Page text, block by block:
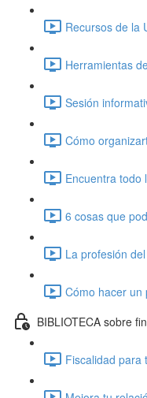
Recursos de la
Herramientas
Sesión
Cómo
Encuentra todo
6 cosas que
La profesión
Cómo hacer un
BIBLIOTECA sobre
Fiscalidad para